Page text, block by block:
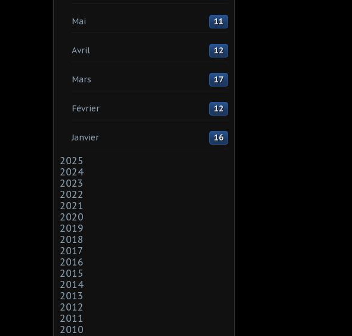
Mai 11
Avril 12
Mars 17
Février 12
Janvier 16
2025
2024
2023
2022
2021
2020
2019
2018
2017
2016
2015
2014
2013
2012
2011
2010